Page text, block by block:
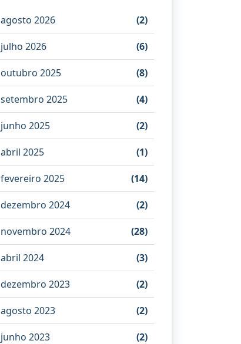
agosto 2026 (2)
julho 2026 (6)
outubro 2025 (8)
setembro 2025 (4)
junho 2025 (2)
abril 2025 (1)
fevereiro 2025 (14)
dezembro 2024 (2)
novembro 2024 (28)
abril 2024 (3)
dezembro 2023 (2)
agosto 2023 (2)
junho 2023 (2)